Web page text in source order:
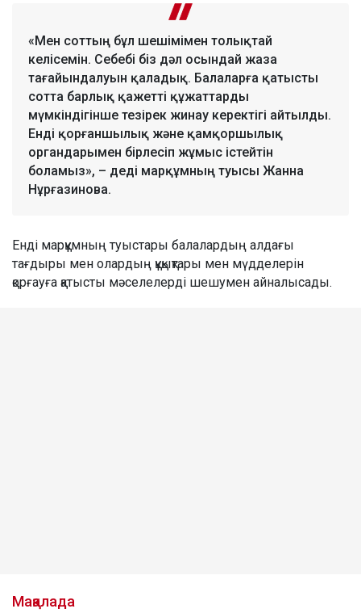
«Мен соттың бұл шешімімен толықтай
келісемін. Себебі біз дәл осындай жаза
тағайындалуын қаладық. Балаларға қатысты
сотта барлық қажетті құжаттарды
мүмкіндігінше тезірек жинау керектігі айтылды.
Енді қорғаншылық және қамқоршылық
органдарымен бірлесіп жұмыс істейтін
боламыз», – деді марқұмның туысы Жанна
Нұрғазинова.
Енді марқұмның туыстары балалардың алдағы
тағдыры мен олардың құқықтары мен мүдделерін
қорғауға қатысты мәселелерді шешумен айналысады.
Мақалада